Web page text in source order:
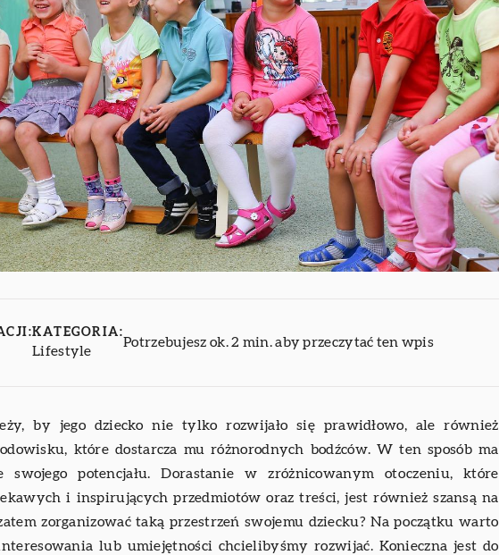
KATEGORIA:
Lifestyle
Potrzebujesz ok. 2 min. aby przeczytać ten wpis
by jego dziecko nie tylko rozwijało się prawidłowo, ale również
które dostarcza mu różnorodnych bodźców. W ten sposób ma
swojego potencjału. Dorastanie w zróżnicowanym otoczeniu, które
i inspirujących przedmiotów oraz treści, jest również szansą na
zorganizować taką przestrzeń swojemu dziecku? Na początku warto
lub umiejętności chcielibyśmy rozwijać. Konieczna jest do